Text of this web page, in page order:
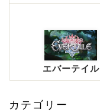
エバーテイル
カテゴリー